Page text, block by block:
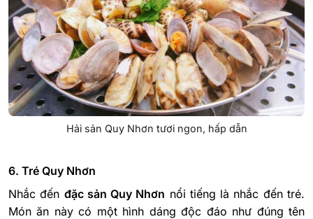
Hải sản Quy Nhơn tươi ngon, hấp dẫn
6. Tré Quy Nhơn
Nhắc đến đặc sản Quy Nhơn nổi tiếng là nhắc đến tré.
Món ăn này có một hình dáng độc đáo như đúng tên